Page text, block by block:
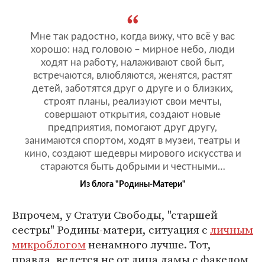
Мне так радостно, когда вижу, что всё у вас
хорошо: над головою – мирное небо, люди
ходят на работу, налаживают свой быт,
встречаются, влюбляются, женятся, растят
детей, заботятся друг о друге и о близких,
строят планы, реализуют свои мечты,
совершают открытия, создают новые
предприятия, помогают друг другу,
занимаются спортом, ходят в музеи, театры и
кино, создают шедевры мирового искусства и
стараются быть добрыми и честными…
Из блога "Родины-Матери"
Впрочем, у Статуи Свободы, "старшей
сестры" Родины-матери, ситуация сличным
микроблогомненамного лучше. Тот,